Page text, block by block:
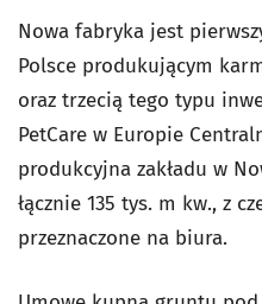
Nowa fabryka jest
Polsce produkującym
oraz trzecią tego typu
PetCare w Europie
produkcyjna zakładu w
łącznie 135 tys. m kw., z
przeznaczone na biura.